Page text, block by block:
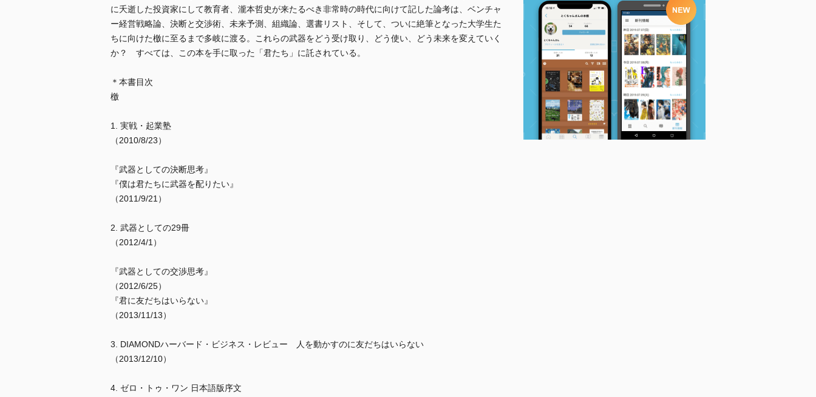
に夭逝した投資家にして教育者、瀧本哲史が来たるべき非常時の時代に向けて記した論考は、ベンチャ
ー経営戦略論、決断と交渉術、未来予測、組織論、選書リスト、そして、ついに絶筆となった大学生た
ちに向けた檄に至るまで多岐に渡る。これらの武器をどう受け取り、どう使い、どう未来を変えていく
か？ すべては、この本を手に取った「君たち」に託されている。
＊本書目次
檄
1. 実戦・起業塾
（2010/8/23）
『武器としての決断思考』
『僕は君たちに武器を配りたい』
（2011/9/21）
2. 武器としての29冊
（2012/4/1）
『武器としての交渉思考』
（2012/6/25）
『君に友だちはいらない』
（2013/11/13）
3. DIAMONDハーバード・ビジネス・レビュー 人を動かすのに友だちはいらない
（2013/12/10）
4. ゼロ・トゥ・ワン 日本語版序文